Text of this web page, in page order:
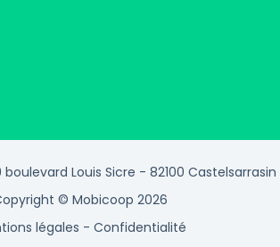
Louis Sicre - 82100 Castelsarrasin
© Mobicoop 2026
légales - Confidentialité